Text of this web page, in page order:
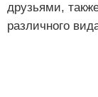
друзьями,
различного